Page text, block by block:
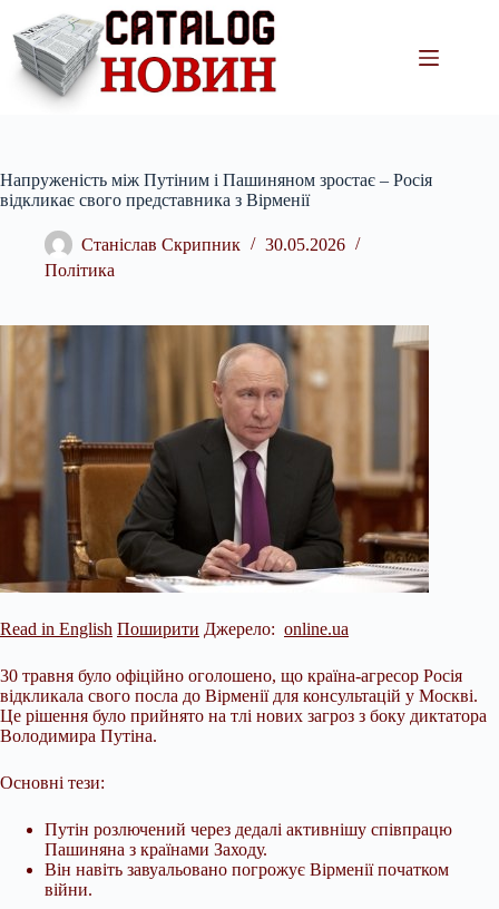
вмісту
Напруженість між Путіним і Пашиняном зростає – Росія
відкликає свого представника з Вірменії
Станіслав Скрипник
30.05.2026
Політика
Read in English Поширити Джерело: online.ua
30 травня було офіційно оголошено, що країна-агресор Росія
відкликала свого посла до Вірменії для консультацій у Москві.
Це рішення було прийнято на тлі нових загроз з боку диктатора
Володимира Путіна.
Основні тези:
Путін розлючений через дедалі активнішу співпрацю
Пашиняна з країнами Заходу.
Він навіть завуальовано погрожує Вірменії початком
війни.